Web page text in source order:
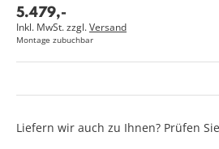
5.479,-
Inkl. MwSt. zzgl.Versand
Montage zubuchbar
Liefern wir auch zu Ihnen? Prüfen